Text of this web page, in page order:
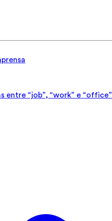
entre “job”, “work” e “office”